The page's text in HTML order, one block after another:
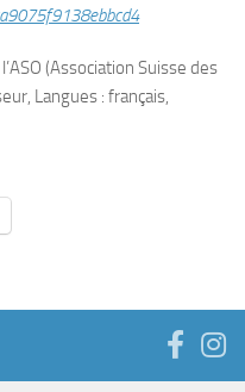
(Association Suisse des
Langues : français,